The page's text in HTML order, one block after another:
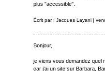
plus "accessible".
Écrit par : Jacques Layani |
Bonjour,
je viens vous demandez quel
car j'ai un site sur Barbara,